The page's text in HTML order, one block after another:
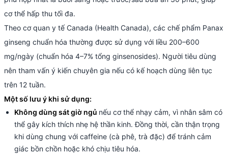
cơ thể hấp thu tối đa.
Theo cơ quan y tế Canada (Health Canada), các chế phẩm Panax
ginseng chuẩn hóa thường được sử dụng với liều 200–600
mg/ngày (chuẩn hóa 4–7% tổng ginsenosides). Người tiêu dùng
nên tham vấn ý kiến chuyên gia nếu có kế hoạch dùng liên tục
trên 12 tuần.
Một số lưu ý khi sử dụng:
Không dùng sát giờ ngủ nếu cơ thể nhạy cảm, vì nhân sâm có
thể gây kích thích nhẹ hệ thần kinh. Đồng thời, cần thận trọng
khi dùng chung với caffeine (cà phê, trà đặc) để tránh cảm
giác bồn chồn hoặc khó chịu tiêu hóa.